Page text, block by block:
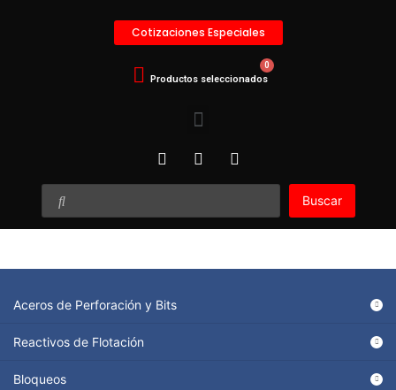
Cotizaciones Especiales
Buscar
Aceros de Perforación y Bits
Reactivos de Flotación
Bloqueos